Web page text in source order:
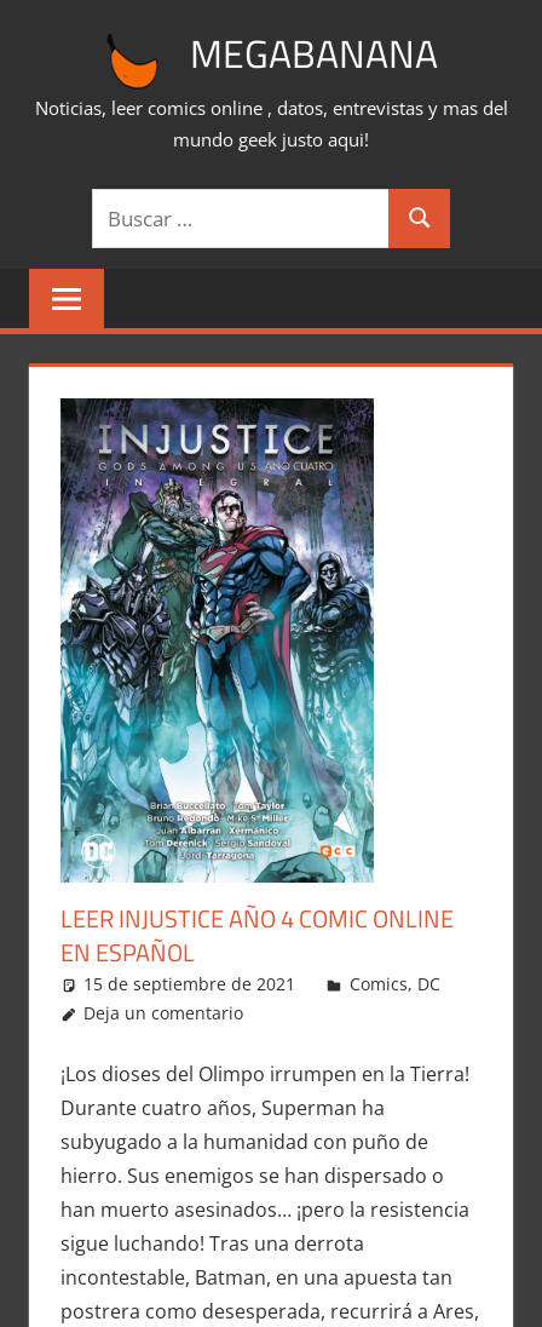
MEGABANANA
Noticias, leer comics online , datos, entrevistas y mas del
mundo geek justo aqui!
Buscar:
Buscar
LEER INJUSTICE AÑO 4 COMIC ONLINE
EN ESPAÑOL
15 de septiembre de 2021 Carlitox Banana
Comics, DC
Deja un comentario
¡Los dioses del Olimpo irrumpen en la Tierra!
Durante cuatro años, Superman ha
subyugado a la humanidad con puño de
hierro. Sus enemigos se han dispersado o
han muerto asesinados… ¡pero la resistencia
sigue luchando! Tras una derrota
incontestable, Batman, en una apuesta tan
postrera como desesperada, recurrirá a Ares,